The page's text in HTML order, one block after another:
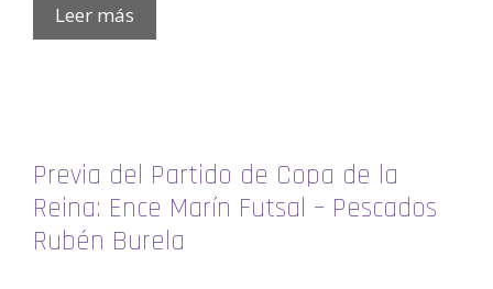
Leer más
Previa del Partido de Copa de la
Reina: Ence Marín Futsal – Pescados
Rubén Burela